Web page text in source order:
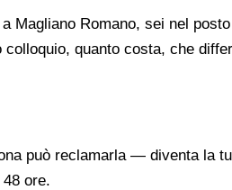
Magliano Romano, sei nel
quanto costa, che
può reclamarla — diventa la
ore.